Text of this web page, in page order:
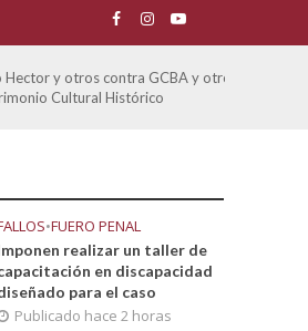
y otros contra GCBA y otros
Histórico
•FUERO PENAL
realizar un taller de
en discapacidad
para el caso
Publicado hace 2 horas